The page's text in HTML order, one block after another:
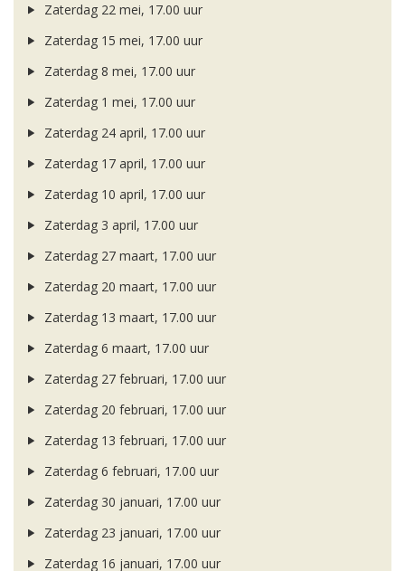
Zaterdag 22 mei, 17.00 uur
Zaterdag 15 mei, 17.00 uur
Zaterdag 8 mei, 17.00 uur
Zaterdag 1 mei, 17.00 uur
Zaterdag 24 april, 17.00 uur
Zaterdag 17 april, 17.00 uur
Zaterdag 10 april, 17.00 uur
Zaterdag 3 april, 17.00 uur
Zaterdag 27 maart, 17.00 uur
Zaterdag 20 maart, 17.00 uur
Zaterdag 13 maart, 17.00 uur
Zaterdag 6 maart, 17.00 uur
Zaterdag 27 februari, 17.00 uur
Zaterdag 20 februari, 17.00 uur
Zaterdag 13 februari, 17.00 uur
Zaterdag 6 februari, 17.00 uur
Zaterdag 30 januari, 17.00 uur
Zaterdag 23 januari, 17.00 uur
Zaterdag 16 januari, 17.00 uur